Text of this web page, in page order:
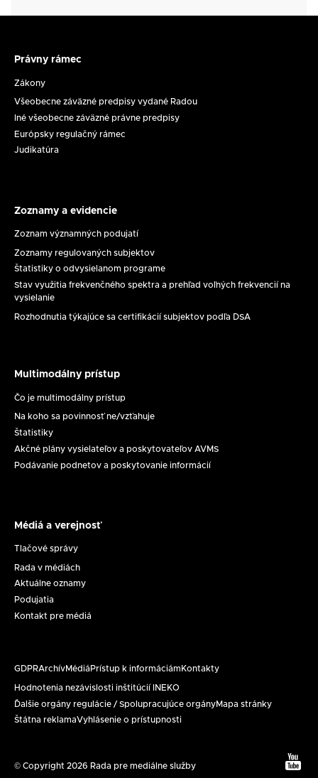
rámec
Právny rámec
Zákony
Všeobecne záväzné predpisy vydané Radou
Iné všeobecne záväzné právne predpisy
Európsky regulačný rámec
Judikatúra
a
evidencie
Zoznamy a evidencie
Zoznam významných podujatí
Zoznamy regulovaných subjektov
Štatistiky o odvysielanom programe
Stav využitia frekvenčného spektra a prehľad voľných frekvencií na
vysielanie
Rozhodnutia týkajúce sa certifikácií subjektov podľa DSA
prístup
Multimodálny prístup
Čo je multimodálny prístup
Na koho sa povinnosť ne/vzťahuje
Štatistiky
Akčné plány vysielateľov a poskytovateľov AVMS
Podávanie podnetov a poskytovanie informácií
a
verejnosť
Médiá a verejnosť
Tlačové správy
Rada v médiách
Aktuálne oznamy
Podujatia
Kontakt pre médiá
Päta
GDPRArchívMédiá Prístup k informáciám Kontakty
Hodnotenia nezávislosti inštitúcií INEKO
Ďalšie orgány regulácie / Spolupracujúce orgányMapa stránky
Štátna reklamaVyhlásenie o prístupnosti
© Copyright 2026 Rada pre mediálne služby